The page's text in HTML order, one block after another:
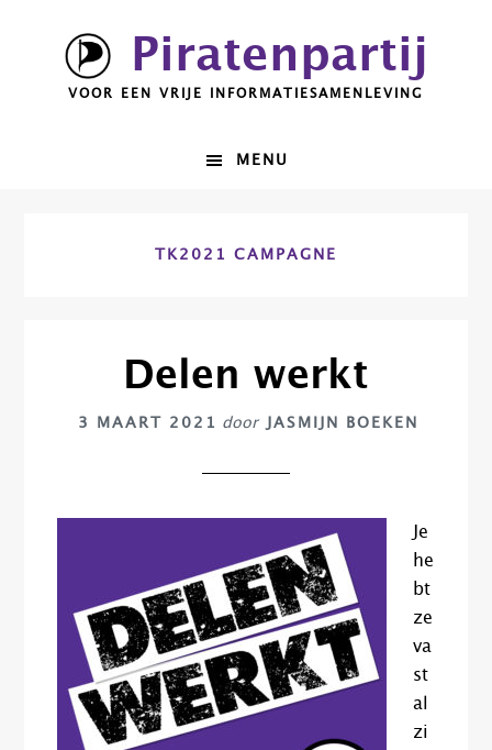
hoofdnavigatie
Piratenpartij
VOOR EEN VRIJE INFORMATIESAMENLEVING
MENU
TK2021 CAMPAGNE
Delen werkt
3 MAART 2021 door JASMIJN BOEKEN
Je
he
bt
ze
va
st
al
zi